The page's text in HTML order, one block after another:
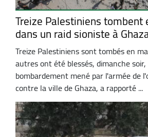
Treize Palestiniens tombent
dans un raid sioniste à
Treize Palestiniens sont tombés en
autres ont été blessés, dimanche
bombardement mené par l'armée de
contre la ville de Ghaza, a rapporté ...